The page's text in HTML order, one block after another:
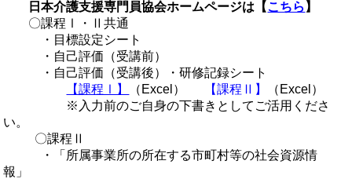
日本介護支援専門員協会ホームページは【こちら 】
〇課程Ⅰ・Ⅱ共通
・目標設定シート
・自己評価（受講前）
・自己評価（受講後）・研修記録シート
【課程Ⅰ】
（Excel） 【課程Ⅱ】
（Excel）
※入力前のご自身の下書きとしてご活用くださ
い。
〇課程Ⅱ
・「所属事業所の所在する市町村等の社会資源情
報」